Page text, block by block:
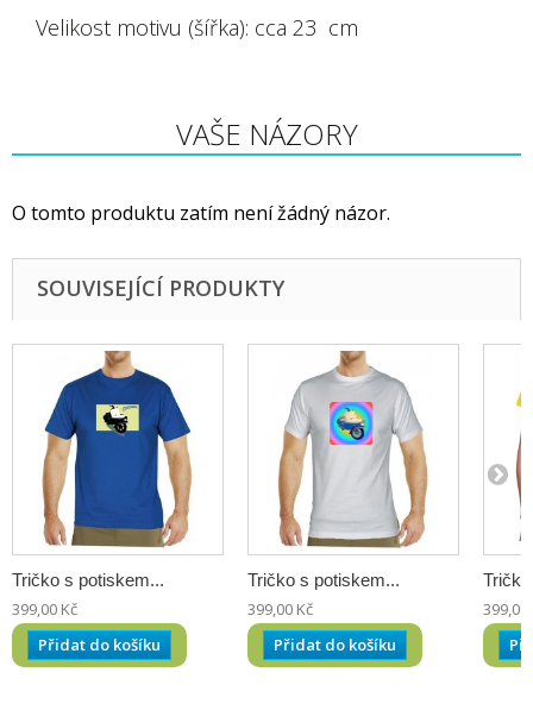
Velikost motivu (šířka): cca 23 cm
VAŠE NÁZORY
O tomto produktu zatím není žádný názor.
SOUVISEJÍCÍ PRODUKTY
Tričko s potiskem...
399,00 Kč
Přidat do košíku
Tričko s potiskem...
399,00 Kč
Přidat do košíku
399,00